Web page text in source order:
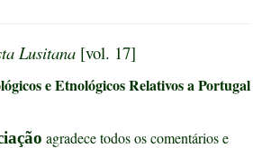
Lusitana [vol. 17]
e Etnológicos Relativos a Portugal
agradece todos os comentários e